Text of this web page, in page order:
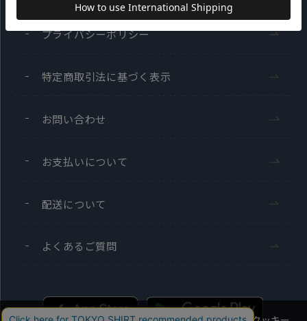
プライバシーポリシー
特定商取引法に基づく表示
お問い合わせ
お支払いについて
配送について
よくあるご質問